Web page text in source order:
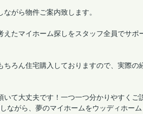
がら物件ご案内致します。
たマイホーム探しをスタッフ全員でサポ
ろん住宅購入しておりますので、実際の
て大丈夫です！一つ一つ分かりやすくご
ながら、夢のマイホームをウッディホーム